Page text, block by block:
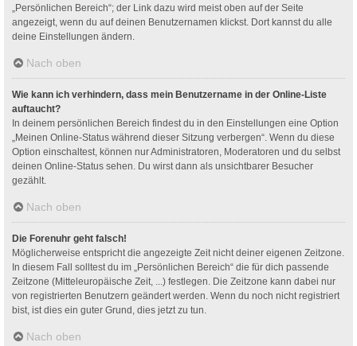
„Persönlichen Bereich“; der Link dazu wird meist oben auf der Seite
angezeigt, wenn du auf deinen Benutzernamen klickst. Dort kannst du alle
deine Einstellungen ändern.
Nach oben
Wie kann ich verhindern, dass mein Benutzername in der Online-Liste
auftaucht?
In deinem persönlichen Bereich findest du in den Einstellungen eine Option
„Meinen Online-Status während dieser Sitzung verbergen“. Wenn du diese
Option einschaltest, können nur Administratoren, Moderatoren und du selbst
deinen Online-Status sehen. Du wirst dann als unsichtbarer Besucher
gezählt.
Nach oben
Die Forenuhr geht falsch!
Möglicherweise entspricht die angezeigte Zeit nicht deiner eigenen Zeitzone.
In diesem Fall solltest du im „Persönlichen Bereich“ die für dich passende
Zeitzone (Mitteleuropäische Zeit, ...) festlegen. Die Zeitzone kann dabei nur
von registrierten Benutzern geändert werden. Wenn du noch nicht registriert
bist, ist dies ein guter Grund, dies jetzt zu tun.
Nach oben